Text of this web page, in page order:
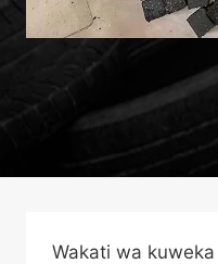
Wakati wa